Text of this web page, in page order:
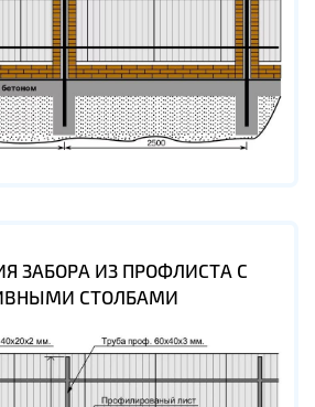
ЗАБОРА ИЗ ПРОФЛИСТА С
СТОЛБАМИ